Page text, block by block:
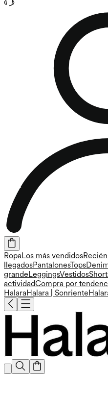
Ropa Los más vendidosRecién
llegadosPantalonesTopsDenim
grande LeggingsVestidos
actividadCompra por
Halara Halara | Sonriente